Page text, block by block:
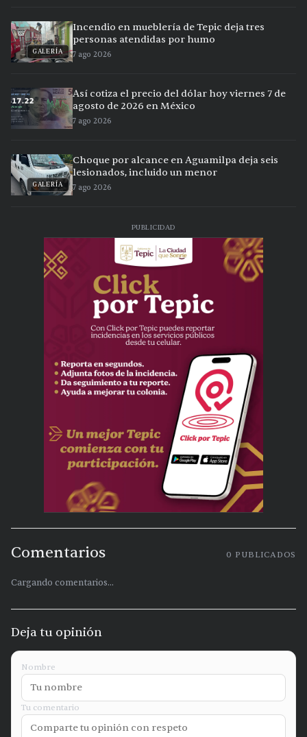
GALERÍA
Incendio en mueblería de Tepic deja tres
personas atendidas por humo
7 ago 2026
Así cotiza el precio del dólar hoy viernes 7 de
agosto de 2026 en México
7 ago 2026
GALERÍA
Choque por alcance en Aguamilpa deja seis
lesionados, incluido un menor
7 ago 2026
PUBLICIDAD
Comentarios 0 PUBLICADOS
Cargando comentarios...
Deja tu opinión
Nombre
Tu comentario